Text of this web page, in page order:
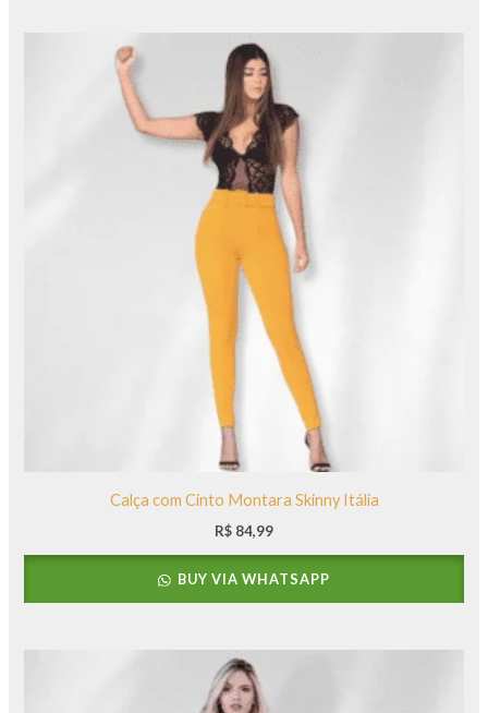
Calça com Cinto Montara Skinny Itália
R$ 84,99
BUY VIA WHATSAPP